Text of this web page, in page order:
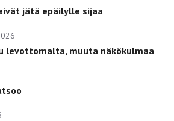
jätä epäilylle sijaa
levottomalta, muuta näkökulmaa